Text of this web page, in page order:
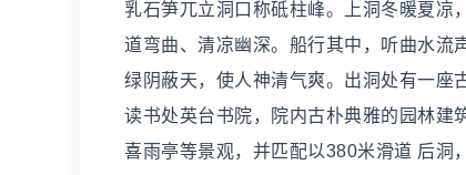
乳石笋兀立洞口称砥柱峰。上洞冬暖夏凉
道弯曲、清凉幽深。船行其中，听曲水流
绿阴蔽天，使人神清气爽。出洞处有一座
读书处英台书院，院内古朴典雅的园林建
喜雨亭等景观，并匹配以380米滑道 后洞